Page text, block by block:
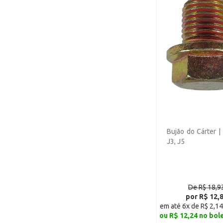
Bujão do Cárter |
J3, J5
De R$
por R$
em até 6x de R$
ou R$ 12,24 no